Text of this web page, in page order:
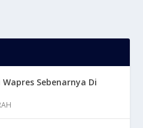
Sebenarnya Di